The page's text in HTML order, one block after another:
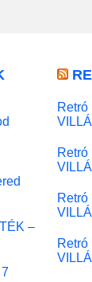
–
Retró
Retró
Retró
Retró